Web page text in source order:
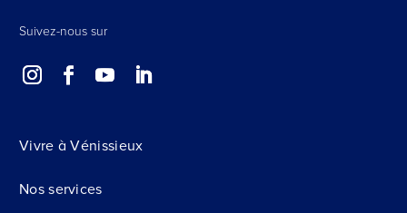
Suivez-nous sur
Vivre à Vénissieux
Nos services